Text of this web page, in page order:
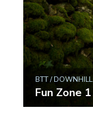
BTT / DOWNHILL
Fun Zone 1